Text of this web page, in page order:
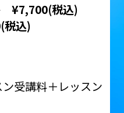
¥7,700(税込)
税込)
受講料＋レッスン